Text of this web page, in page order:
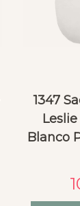
1347
Blanco